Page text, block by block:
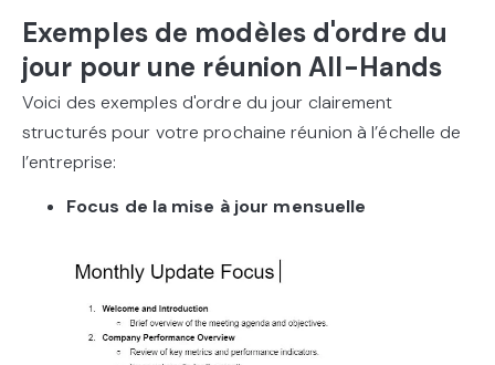
Exemples de modèles d'ordre du
jour pour une réunion All-Hands
Voici des exemples d'ordre du jour clairement
structurés pour votre prochaine réunion à l’échelle de
l’entreprise:
Focus de la mise à jour mensuelle